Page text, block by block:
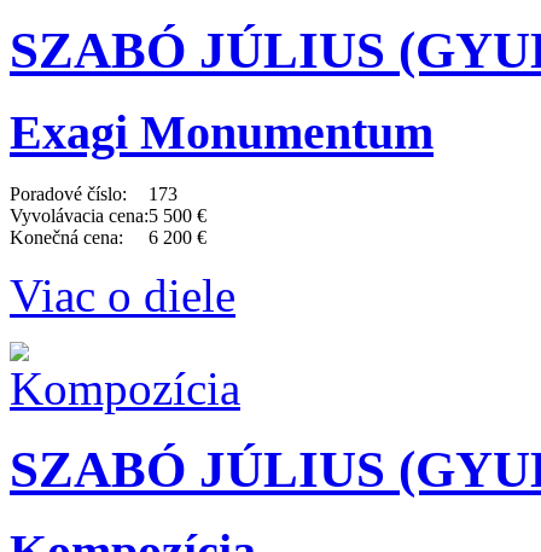
SZABÓ JÚLIUS
Exagi Monumentum
Poradové číslo:
173
Vyvolávacia cena:5 500 €
Konečná cena:
6 200 €
Viac o diele
SZABÓ JÚLIUS